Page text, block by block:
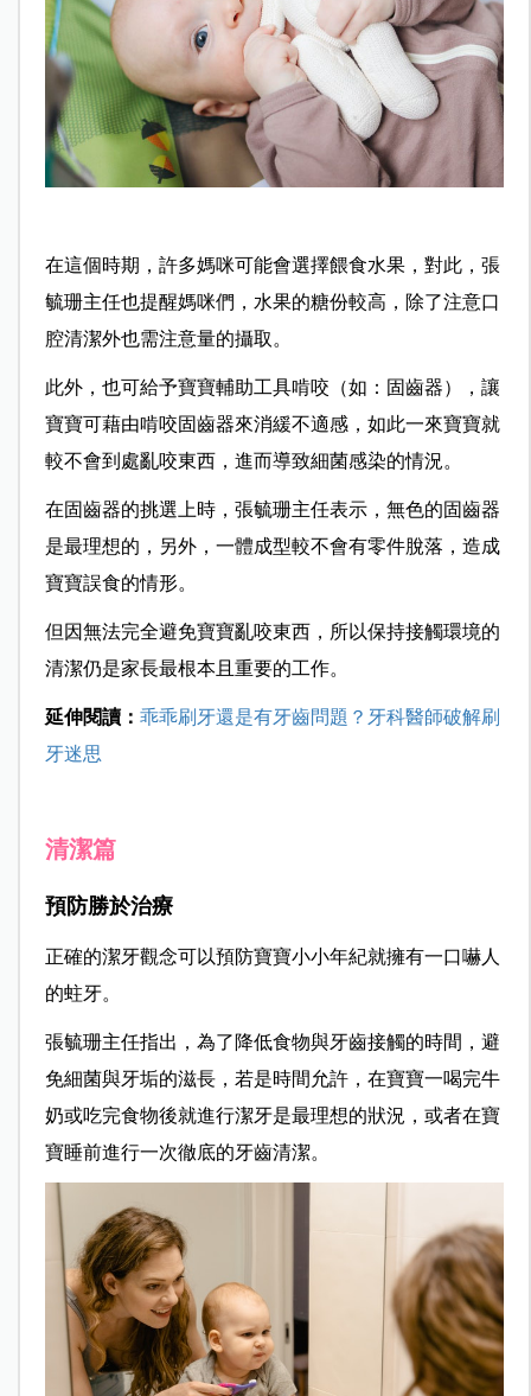
在這個時期，許多媽咪可能會選擇餵食水果，對此，張
毓珊主任也提醒媽咪們，水果的糖份較高，除了注意口
腔清潔外也需注意量的攝取。
此外，也可給予寶寶輔助工具啃咬（如：固齒器），讓
寶寶可藉由啃咬固齒器來消緩不適感，如此一來寶寶就
較不會到處亂咬東西，進而導致細菌感染的情況。
在固齒器的挑選上時，張毓珊主任表示，無色的固齒器
是最理想的，另外，一體成型較不會有零件脫落，造成
寶寶誤食的情形。
但因無法完全避免寶寶亂咬東西，所以保持接觸環境的
清潔仍是家長最根本且重要的工作。
延伸閱讀： 乖乖刷牙還是有牙齒問題？牙科醫師破解刷
牙迷思
清潔篇
預防勝於治療
正確的潔牙觀念可以預防寶寶小小年紀就擁有一口嚇人
的蛀牙。
張毓珊主任指出，為了降低食物與牙齒接觸的時間，避
免細菌與牙垢的滋長，若是時間允許，在寶寶一喝完牛
奶或吃完食物後就進行潔牙是最理想的狀況，或者在寶
寶睡前進行一次徹底的牙齒清潔。